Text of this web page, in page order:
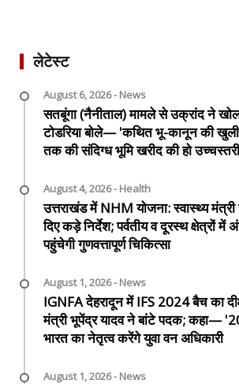
लेटेस्ट
August 6, 2026 - News
सतबूंगा (नैनीताल) मामले से उक्रांद ने
टोडरिया बोले— 'कथित भू-कानून की
तक की संदिग्ध भूमि खरीद की हो
August 4, 2026 - Health
उत्तराखंड में NHM योजना: स्वास्थ्य
दिए कड़े निर्देश; पर्वतीय व दूरस्थ क्षेत्रों में
पहुंचेगी गुणवत्तापूर्ण चिकित्सा
August 1, 2026 - News
IGNFA देहरादून में IFS 2024 बैच का
मंत्री भूपेंद्र यादव ने बांटे पदक; कहा—
भारत का नेतृत्व करेंगे युवा वन अधिकारी
August 1, 2026 - News